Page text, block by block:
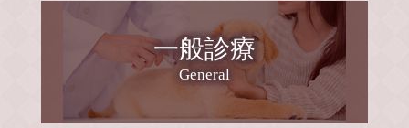
５月の診療日程です
2026年5月の診療日程です。
5月は午後の診療もあります。
１５時～１５時５０分です。
り、適用外使用とはなりますが体表の炎症(ア
トピー性皮膚炎・膿皮症・指間炎など)や創傷
治癒目的としても期待されています。
当院では飼い主さんとご相談の上、獣医師の
判断のもと、皮膚炎や創傷治癒目的にプラズ
一般診療
General